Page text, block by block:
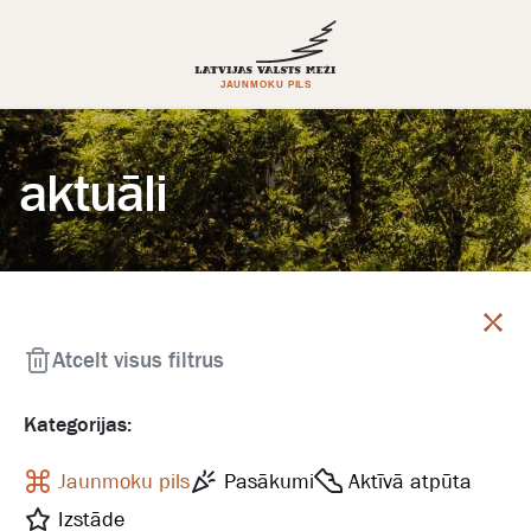
aktuāli
Kategorijas:
Jaunmoku pils Pasākumi
Aktīvā atpūta
Izstāde
Atcelt visus filtrus